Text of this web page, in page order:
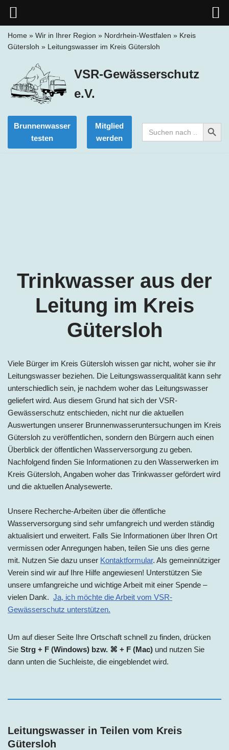
springen
Home » Wir in Ihrer Region » Nordrhein-Westfalen » Kreis
Gütersloh » Leitungswasser im Kreis Gütersloh
VSR-Gewässerschutz
e.V.
Brunnenwasser
testen
Mitglied
werden
Search
for:
Search Button
Trinkwasser aus der
Leitung im Kreis
Gütersloh
Viele Bürger im Kreis Gütersloh wissen gar nicht, woher sie ihr
Leitungswasser beziehen. Die Leitungswasserqualität kann sehr
unterschiedlich sein, je nachdem woher das Leitungswasser
geliefert wird. Aus diesem Grund hat sich der VSR-
Gewässerschutz entschieden, nicht nur die aktuellen
Auswertungen unserer Brunnenwasseruntersuchungen im Kreis
Gütersloh zu veröffentlichen, sondern den Bürgern auch einen
Überblick der öffentlichen Wasserversorgung zu geben.
Nachfolgend finden Sie Informationen zu den Wasserwerken im
Kreis Gütersloh, Angaben woher das Trinkwasser gefördert wird
und die aktuellen Analysewerte.
Unsere Recherche-Arbeiten über die öffentliche
Wasserversorgung sind sehr umfangreich und werden ständig
aktualisiert und erweitert. Falls Sie Informationen über Ihren Ort
vermissen oder Anregungen haben, teilen Sie uns dies gerne
mit. Nutzen Sie dazu unser Kontaktformular. Als gemeinnütziger
Verein sind wir auf Ihre Hilfe angewiesen! Unterstützen Sie
unsere umfangreiche und wichtige Arbeit mit einer Spende –
vielen Dank. Ja, ich möchte die Arbeit vom VSR-
Gewässerschutz unterstützen.
Um auf dieser Seite Ihre Ortschaft schnell zu finden, drücken
Sie Strg + F (Windows) bzw. ⌘ + F (Mac) und nutzen Sie
dann unten die Suchleiste, die eingeblendet wird.
Leitungswasser in Teilen vom Kreis
Gütersloh